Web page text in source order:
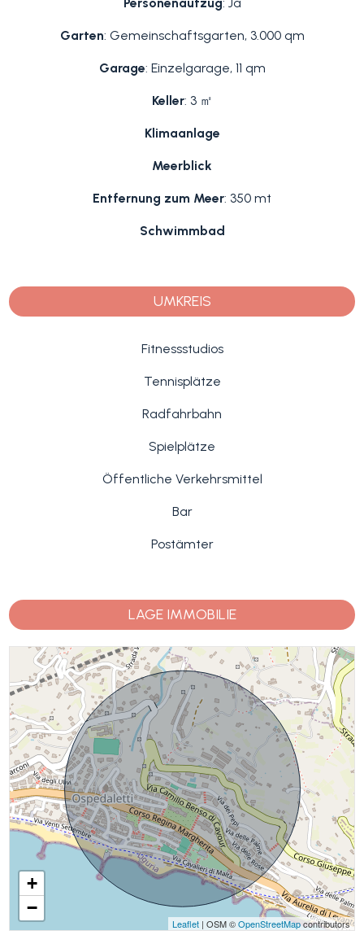
Garten: Gemeinschaftsgarten, 3.000 qm
Garage: Einzelgarage, 11 qm
Keller: 3 ㎡
Klimaanlage
Meerblick
Entfernung zum Meer: 350 mt
Schwimmbad
UMKREIS
Fitnessstudios
Tennisplätze
Radfahrbahn
Spielplätze
Öffentliche Verkehrsmittel
Bar
Postämter
LAGE IMMOBILIE
+
−
Leaflet| OSM ©OpenStreetMapcontributors